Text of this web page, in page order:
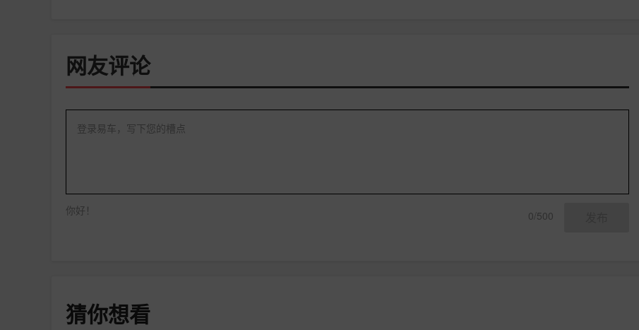
网友评论
登录易车，写下您的槽点
你好！ 0/500
猜你想看